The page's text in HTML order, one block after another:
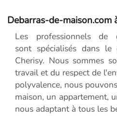
Debarras-de-maison.com
Les professionnels de
sont spécialisés dans le
Cherisy. Nous sommes
travail et du respect de
polyvalence, nous
maison, un appartement,
nous adaptant à tous les